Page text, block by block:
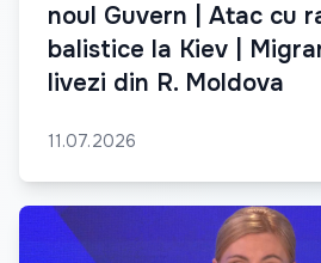
noul Guvern | Atac cu
balistice la Kiev |
livezi din R. Moldova
11.07.2026